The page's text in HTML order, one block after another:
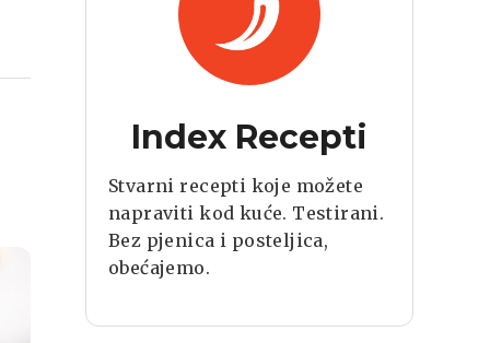
Index Recepti
Stvarni recepti koje možete
napraviti kod kuće. Testirani.
Bez pjenica i posteljica,
obećajemo.